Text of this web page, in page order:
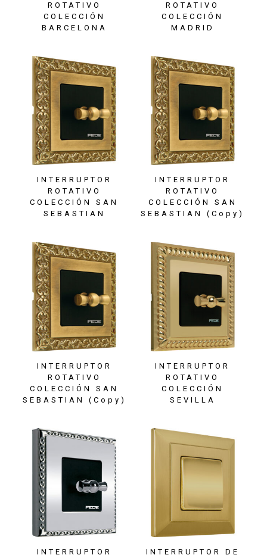
ROTATIVO
COLECCIÓN
BARCELONA
ROTATIVO
COLECCIÓN
MADRID
INTERRUPTOR
ROTATIVO
COLECCIÓN SAN
SEBASTIAN
INTERRUPTOR
ROTATIVO
COLECCIÓN SAN
SEBASTIAN (Copy)
INTERRUPTOR
ROTATIVO
COLECCIÓN SAN
SEBASTIAN (Copy)
INTERRUPTOR
ROTATIVO
COLECCIÓN
SEVILLA
INTERRUPTOR
INTERRUPTOR DE